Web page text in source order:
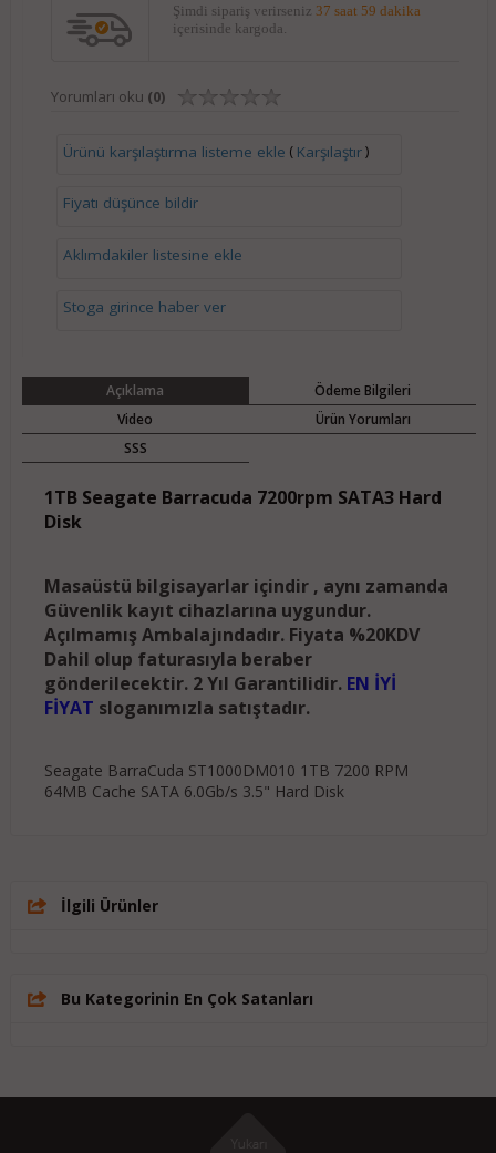
Şimdi sipariş verirseniz 37 saat 59 dakika
içerisinde kargoda.
Yorumları oku (0)
Ürünü karşılaştırma listeme ekle ( Karşılaştır)
Fiyatı düşünce bildir
Aklımdakiler listesine ekle
Stoga girince haber ver
Açıklama
Ödeme Bilgileri
Video
Ürün Yorumları
SSS
1TB Seagate Barracuda 7200rpm SATA3 Hard
Disk
Masaüstü bilgisayarlar içindir , aynı zamanda
Güvenlik kayıt cihazlarına uygundur.
Açılmamış Ambalajındadır. Fiyata %20KDV
Dahil olup faturasıyla beraber
gönderilecektir. 2 Yıl Garantilidir. EN İYİ
FİYAT sloganımızla satıştadır.
Seagate BarraCuda ST1000DM010 1TB 7200 RPM
64MB Cache SATA 6.0Gb/s 3.5" Hard Disk
İlgili Ürünler
Bu Kategorinin En Çok Satanları